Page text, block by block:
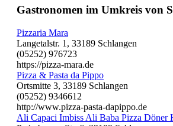
Gastronomen im Umkreis von
Pizzaria Mara
Langetalstr. 1, 33189 Schlangen
(05252) 976723
https://pizza-mara.de
Pizza & Pasta da Pippo
Ortsmitte 3, 33189 Schlangen
(05252) 9346612
http://www.pizza-pasta-dapippo.de
Ali Capaci Imbiss Ali Baba Pizza Döner